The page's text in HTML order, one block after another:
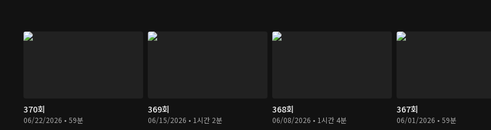
370회
06/22/2026 • 59분
369회
06/15/2026 • 1시간 2분
368회
06/08/2026 • 1시간 4분
367회
06/01/2026 • 59분